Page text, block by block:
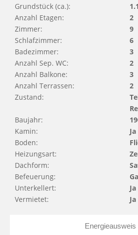
Energieausweis
Grundstück (ca.):
Anzahl Etagen:
2
Zimmer:
9
Schlafzimmer:
6
Badezimmer:
3
Anzahl Sep. WC:
2
Anzahl Balkone:
3
Anzahl Terrassen:
2
Zustand:
Baujahr:
Kamin:
Ja
Boden:
Heizungsart:
Dachform:
Befeuerung:
Unterkellert:
Ja
Vermietet:
Ja